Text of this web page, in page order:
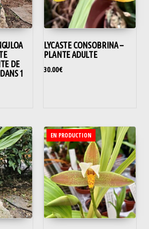
DE
1
LYCASTE CONSOBRINA –
PLANTE ADULTE
30.00€
EN PRODUCTION